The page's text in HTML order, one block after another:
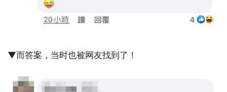
▼而答案，当时也被网友找到了！